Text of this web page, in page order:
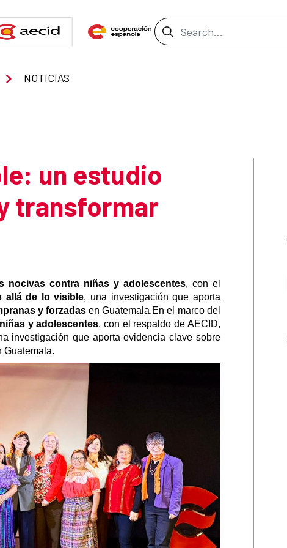
Search Bar
NOTICIAS
un estudio
transformar
nocivas contra niñas y adolescentes, con el
allá de lo visible, una investigación que aporta
y forzadasen Guatemala.En el marco del
y adolescentes, con el respaldo de AECID,
investigación que aporta evidencia clave sobre
Guatemala.